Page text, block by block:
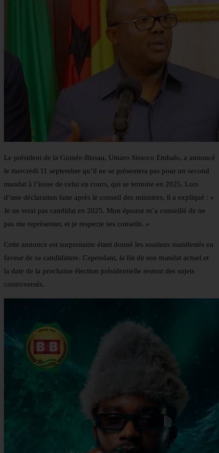
Le président de la Guinée-Bissau, Umaro Sissoco Embalo, a annoncé
le mercredi 11 septembre qu’il ne se présentera pas pour un second
mandat à l’issue de celui en cours, qui se termine en 2025. Lors
d’une déclaration faite après le conseil des ministres, il a expliqué : «
Je ne serai pas candidat en 2025. Mon épouse m’a conseillé de ne
pas me représenter, et je respecte ses conseils. »
Cette annonce est surprenante étant donné les soutiens manifestés en
faveur de sa candidature. Cependant, la fin de son mandat actuel et
la date de la prochaine élection présidentielle restent des sujets
controversés.